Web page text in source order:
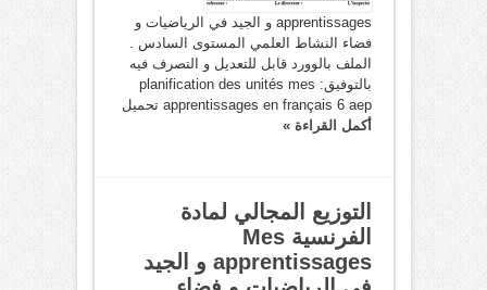
apprentissages و الجيد في الرياضيات و
فضاء النشاط العلمي المستوى السادس .
الملف بالوورد قابل للتعديل و التصرف فيه
بالتوفيق: planification des unités mes
apprentissages en français 6 aep تحميل
أكمل القراءة »
التوزيع المجالي لمادة
الفرنسية Mes
apprentissages و الجيد